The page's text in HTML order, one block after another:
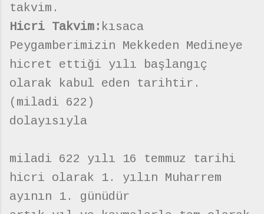
takvim.
Hicri Takvim: kısaca
Peygamberimizin Mekkeden Medineye
hicret ettiği yılı başlangıç
olarak kabul eden tarihtir.
(miladi 622)
dolayısıyla
miladi 622 yılı 16 temmuz tarihi
hicri olarak 1. yılın Muharrem
ayının 1. günüdür